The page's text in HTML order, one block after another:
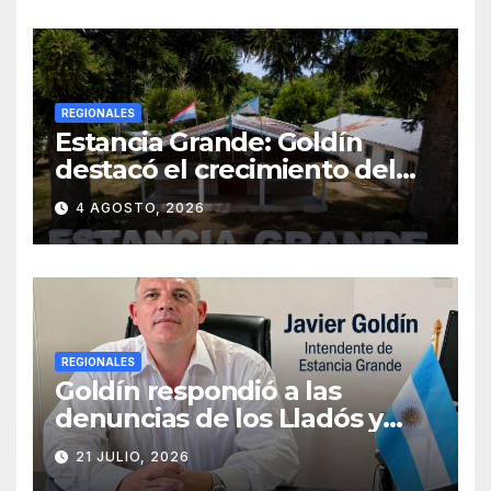
VECINOS
REGIONALES
Estancia Grande: Goldín
destacó el crecimiento del
municipio, anunció nuevas
obras y defendió su gestión
frente a las críticas
4 AGOSTO, 2026
REGIONALES
Goldín respondió a las
denuncias de los Lladós y
defendió la transparencia de
su gestión
21 JULIO, 2026